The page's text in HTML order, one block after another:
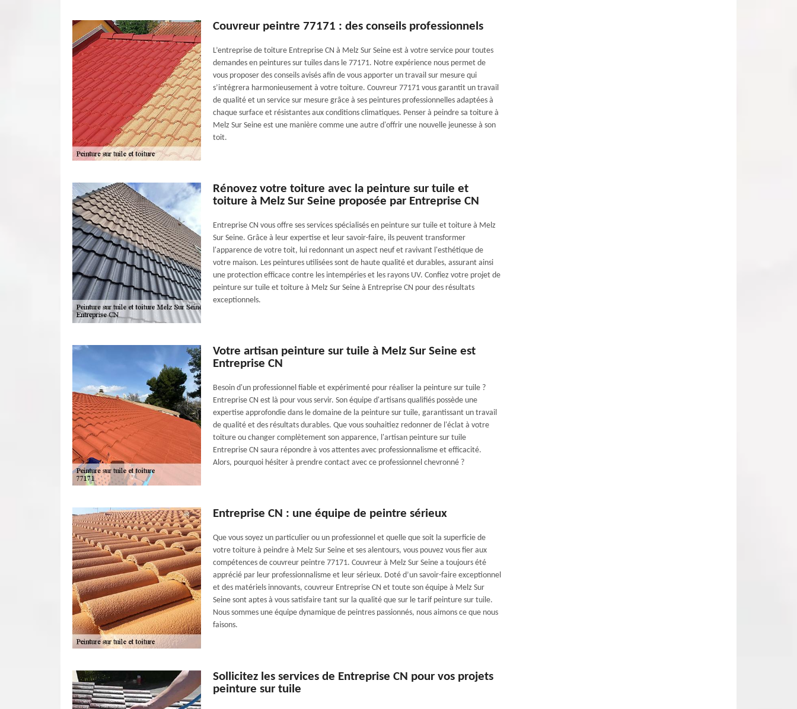
Couvreur peintre 77171 : des conseils professionnels
L’entreprise de toiture Entreprise CN à Melz Sur Seine est à votre service pour toutes
demandes en peintures sur tuiles dans le 77171. Notre expérience nous permet de
vous proposer des conseils avisés afin de vous apporter un travail sur mesure qui
s’intégrera harmonieusement à votre toiture. Couvreur 77171 vous garantit un travail
de qualité et un service sur mesure grâce à ses peintures professionnelles adaptées à
chaque surface et résistantes aux conditions climatiques. Penser à peindre sa toiture à
Melz Sur Seine est une manière comme une autre d'offrir une nouvelle jeunesse à son
toit.
Rénovez votre toiture avec la peinture sur tuile et
toiture à Melz Sur Seine proposée par Entreprise CN
Entreprise CN vous offre ses services spécialisés en peinture sur tuile et toiture à Melz
Sur Seine. Grâce à leur expertise et leur savoir-faire, ils peuvent transformer
l'apparence de votre toit, lui redonnant un aspect neuf et ravivant l'esthétique de
votre maison. Les peintures utilisées sont de haute qualité et durables, assurant ainsi
une protection efficace contre les intempéries et les rayons UV. Confiez votre projet de
peinture sur tuile et toiture à Melz Sur Seine à Entreprise CN pour des résultats
exceptionnels.
Votre artisan peinture sur tuile à Melz Sur Seine est
Entreprise CN
Besoin d'un professionnel fiable et expérimenté pour réaliser la peinture sur tuile ?
Entreprise CN est là pour vous servir. Son équipe d'artisans qualifiés possède une
expertise approfondie dans le domaine de la peinture sur tuile, garantissant un travail
de qualité et des résultats durables. Que vous souhaitiez redonner de l'éclat à votre
toiture ou changer complètement son apparence, l'artisan peinture sur tuile
Entreprise CN saura répondre à vos attentes avec professionnalisme et efficacité.
Alors, pourquoi hésiter à prendre contact avec ce professionnel chevronné ?
Entreprise CN : une équipe de peintre sérieux
Que vous soyez un particulier ou un professionnel et quelle que soit la superficie de
votre toiture à peindre à Melz Sur Seine et ses alentours, vous pouvez vous fier aux
compétences de couvreur peintre 77171. Couvreur à Melz Sur Seine a toujours été
apprécié par leur professionnalisme et leur sérieux. Doté d’un savoir-faire exceptionnel
et des matériels innovants, couvreur Entreprise CN et toute son équipe à Melz Sur
Seine sont aptes à vous satisfaire tant sur la qualité que sur le tarif peinture sur tuile.
Nous sommes une équipe dynamique de peintres passionnés, nous aimons ce que nous
faisons.
Sollicitez les services de Entreprise CN pour vos projets
peinture sur tuile